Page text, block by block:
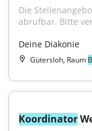
Die
abrufbar. Bitte
Deine Diakonie
Gütersloh, Raum
Koordinator